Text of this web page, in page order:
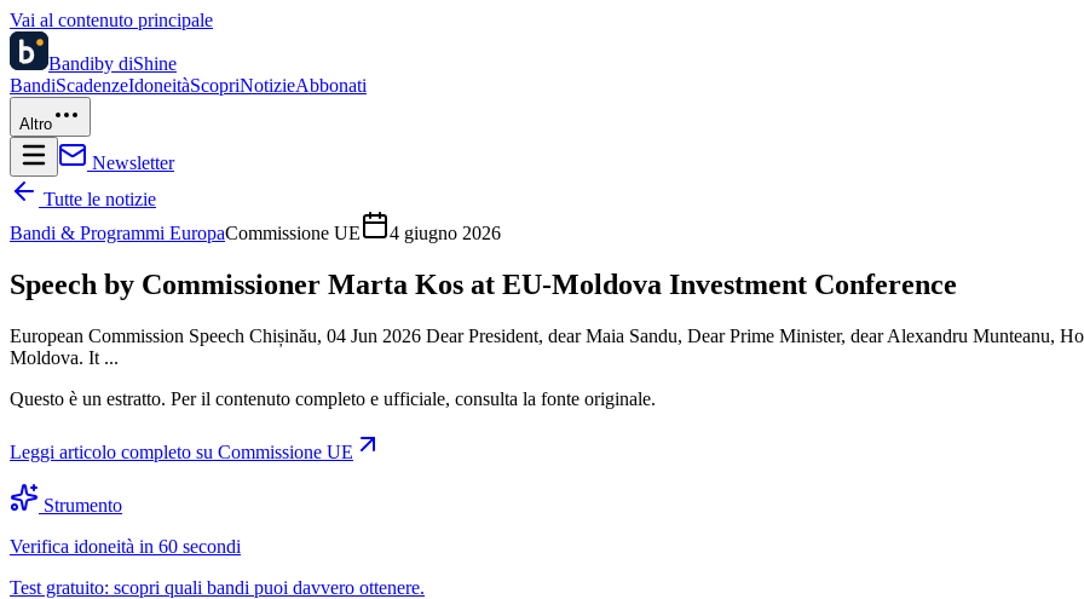
Vai al contenuto principale
Bandiby diShine
BandiScadenzeIdoneitàScopriNotizieAbbonati
Altro
Newsletter
Tutte le notizie
Bandi & Programmi EuropaCommissione UE 4 giugno 2026
Speech by Commissioner Marta Kos at EU-Moldova Investment Conference
European Commission Speech Chișinău, 04 Jun 2026 Dear President, dear Maia Sandu, Dear Prime Minister, dear Alexandru Munteanu,
Moldova. It ...
Questo è un estratto. Per il contenuto completo e ufficiale, consulta la fonte originale.
Leggi articolo completo su Commissione UE
Strumento
Verifica idoneità in 60 secondi
Test gratuito: scopri quali bandi puoi davvero ottenere.